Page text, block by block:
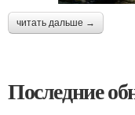
читать дальше →
Последние